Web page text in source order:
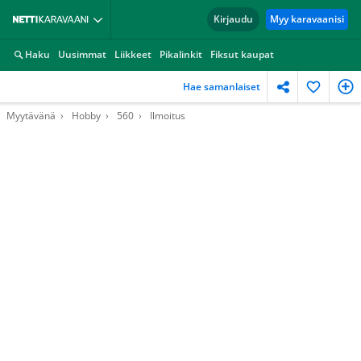
Kirjaudu Myy karavaanisi
Haku Uusimmat Liikkeet Pikalinkit Fiksut kaupat
Hae samanlaiset
Myytävänä Hobby 560 Ilmoitus